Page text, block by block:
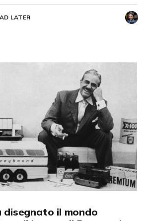
LATER
disegnato il mondo